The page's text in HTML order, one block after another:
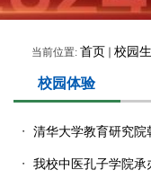
当前位置: 首页 校园
校园体验
・ 清华大学教育研究
・ 我校中医孔子学院承